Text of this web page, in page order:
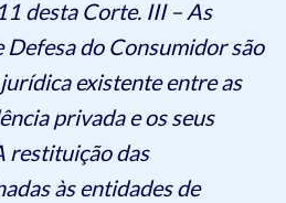
desta Corte. III – As
Defesa do Consumidor são
existente entre as
privada e os seus
restituição das
às entidades de